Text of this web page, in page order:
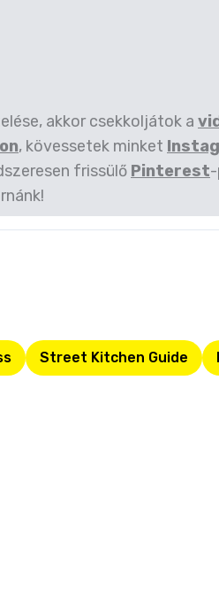
akkor csekkoljátok a
, kövessetek minket
frissülő Pinterest
Street Kitchen Guide